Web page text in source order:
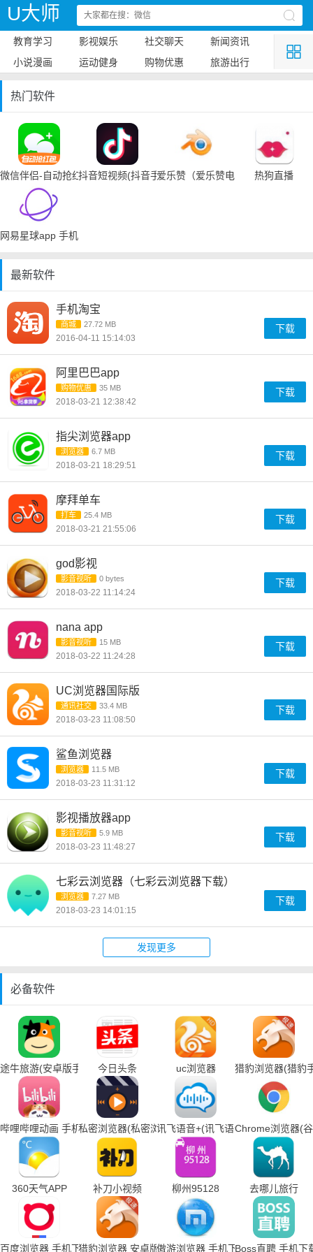
U大师
教育学习 影视娱乐 社交聊天
新闻资讯
小说漫画
运动健身 购物优惠 旅游出行
热门软件
微信伴侣-自动抢红包抖音短视频(抖音手机下载)爱乐赞（爱乐赞电脑手机下载）
热狗直播
网易星球app 手机下载
最新软件
手机淘宝
商城 27.72 MB
2016-04-11 15:14:03
下载
阿里巴巴app
购物优惠 35 MB
2018-03-21 12:38:42
下载
指尖浏览器app
浏览器 6.7 MB
2018-03-21 18:29:51
下载
摩拜单车
打车 25.4 MB
2018-03-21 21:55:06
下载
god影视
影音视听 0 bytes
2018-03-22 11:14:24
下载
nana app
影音视听 15 MB
2018-03-22 11:24:28
下载
UC浏览器国际版
通讯社交 33.4 MB
2018-03-23 11:08:50
下载
鲨鱼浏览器
浏览器 11.5 MB
2018-03-23 11:31:12
下载
影视播放器app
影音视听 5.9 MB
2018-03-23 11:48:27
下载
七彩云浏览器（七彩云浏览器下载）
浏览器 7.27 MB
2018-03-23 14:01:15
下载
发现更多
必备软件
途牛旅游(安卓版手机下载)今日头条 uc浏览器 猎豹浏览器(猎豹
哔哩哔哩动画 手机下载私密浏览器(私密浏览器手机下载)讯飞语音+(讯飞语音输入法手机下
Chrome浏览器(
360天气APP 补刀小视频 柳州95128 去哪儿旅行
百度浏览器 手机下载猎豹浏览器 安卓版傲游浏览器 手机下载Boss直聘 手机下